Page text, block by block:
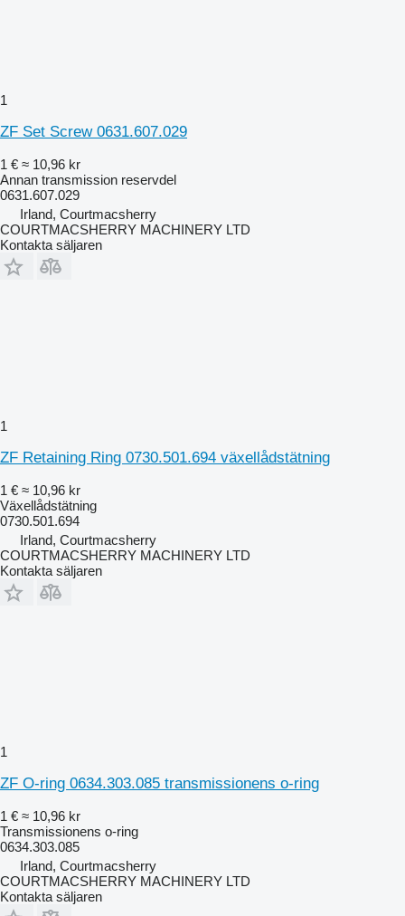
1
ZF Set Screw 0631.607.029
1 € ≈ 10,96 kr
Annan transmission reservdel
0631.607.029
Irland, Courtmacsherry
COURTMACSHERRY MACHINERY LTD
Kontakta säljaren
1
ZF Retaining Ring 0730.501.694 växellådstätning
1 € ≈ 10,96 kr
Växellådstätning
0730.501.694
Irland, Courtmacsherry
COURTMACSHERRY MACHINERY LTD
Kontakta säljaren
1
ZF O-ring 0634.303.085 transmissionens o-ring
1 € ≈ 10,96 kr
Transmissionens o-ring
0634.303.085
Irland, Courtmacsherry
COURTMACSHERRY MACHINERY LTD
Kontakta säljaren